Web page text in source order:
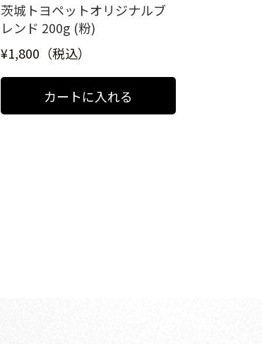
茨城トヨペットオリジナルブ
レンド 200g (粉)
¥1,800（税込）